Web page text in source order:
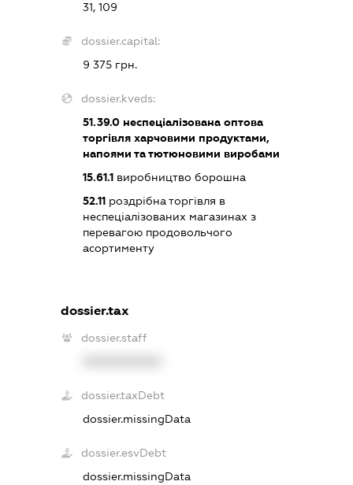
31, 109
dossier.capital:
9 375 грн.
dossier.kveds:
51.39.0 неспеціалізована оптова
торгівля харчовими продуктами,
напоями та тютюновими виробами
15.61.1 виробництво борошна
52.11 роздрібна торгівля в
неспеціалізованих магазинах з
перевагою продовольчого
асортименту
dossier.tax
dossier.staff
dossier.taxDebt
dossier.missingData
dossier.esvDebt
dossier.missingData